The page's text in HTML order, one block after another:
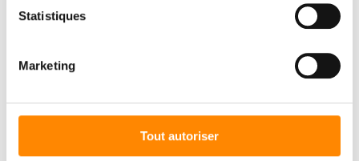
Statistiques
Marketing
Tout autoriser